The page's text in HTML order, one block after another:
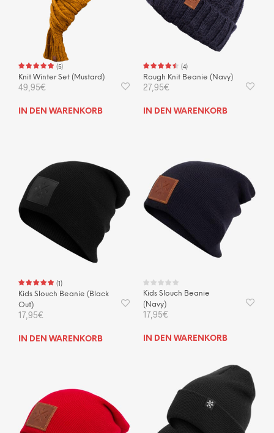
(5)
Knit Winter Set (Mustard)
49,95€
IN DEN WARENKORB
(4)
Rough Knit Beanie (Navy)
27,95€
IN DEN WARENKORB
(1)
Kids Slouch Beanie (Black
Out)
17,95€
IN DEN WARENKORB
Kids Slouch Beanie
(Navy)
17,95€
IN DEN WARENKORB